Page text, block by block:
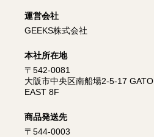
運営会社
GEEKS株式会社
本社所在地
〒542-0081
大阪市中央区南船場2-5-17 GATO
EAST 8F
商品発送先
〒544-0003